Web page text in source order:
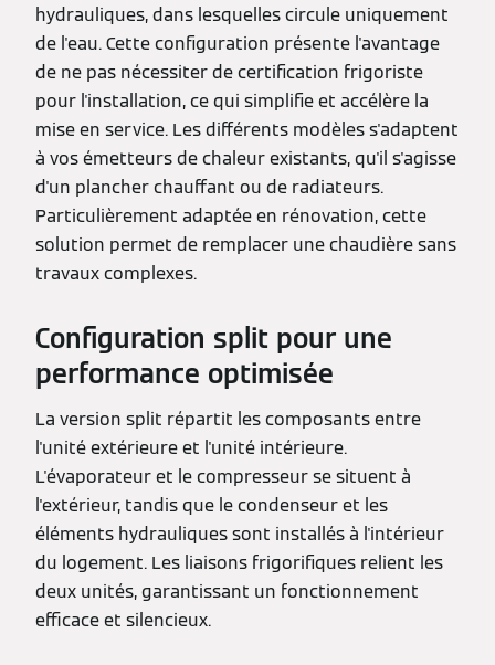
hydrauliques, dans lesquelles circule uniquement
de l'eau. Cette configuration présente l'avantage
de ne pas nécessiter de certification frigoriste
pour l'installation, ce qui simplifie et accélère la
mise en service. Les différents modèles s'adaptent
à vos émetteurs de chaleur existants, qu'il s'agisse
d'un plancher chauffant ou de radiateurs.
Particulièrement adaptée en rénovation, cette
solution permet de remplacer une chaudière sans
travaux complexes.
Configuration split pour une
performance optimisée
La version split répartit les composants entre
l'unité extérieure et l'unité intérieure.
L'évaporateur et le compresseur se situent à
l'extérieur, tandis que le condenseur et les
éléments hydrauliques sont installés à l'intérieur
du logement. Les liaisons frigorifiques relient les
deux unités, garantissant un fonctionnement
efficace et silencieux.